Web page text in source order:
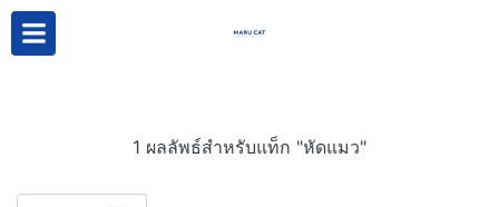
1 ผลลัพธ์สำหรับแท็ก "หัดแมว"